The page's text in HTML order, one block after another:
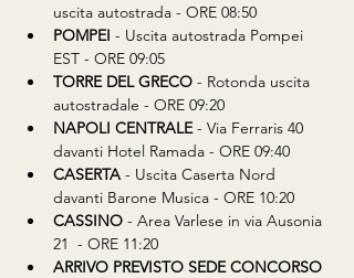
uscita autostrada - ORE 08:50
POMPEI - Uscita autostrada Pompei
EST - ORE 09:05
TORRE DEL GRECO - Rotonda uscita
autostradale - ORE 09:20
NAPOLI CENTRALE - Via Ferraris 40
davanti Hotel Ramada - ORE 09:40
CASERTA - Uscita Caserta Nord
davanti Barone Musica - ORE 10:20
CASSINO - Area Varlese in via Ausonia
21  - ORE 11:20
ARRIVO PREVISTO SEDE CONCORSO